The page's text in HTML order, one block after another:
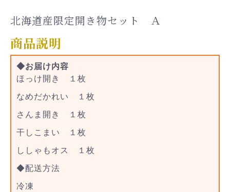
北海道産限定開き物セット Ａ
商品説明
◆お届け内容
ほっけ開き １枚
なめだかれい １枚
さんま開き １枚
干しこまい １枚
ししゃもオス １枚
◆配送方法
冷凍